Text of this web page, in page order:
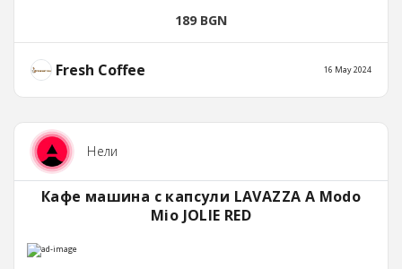
189 BGN
Fresh Coffee 16 May 2024
Нели
Кафе машина с капсули LAVAZZA A Modo
Mio JOLIE RED